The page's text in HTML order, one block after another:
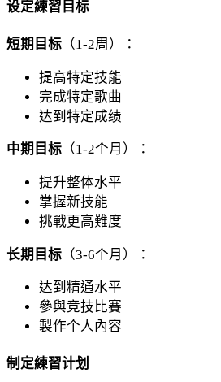
设定練習目标
短期目标 （1-2周）：
提高特定技能
完成特定歌曲
达到特定成绩
中期目标 （1-2个月）：
提升整体水平
掌握新技能
挑戰更高難度
长期目标 （3-6个月）：
达到精通水平
參與竞技比賽
製作个人內容
制定練習计划